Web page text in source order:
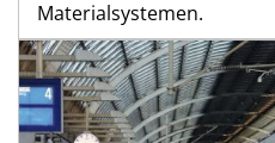
Materialsystemen.